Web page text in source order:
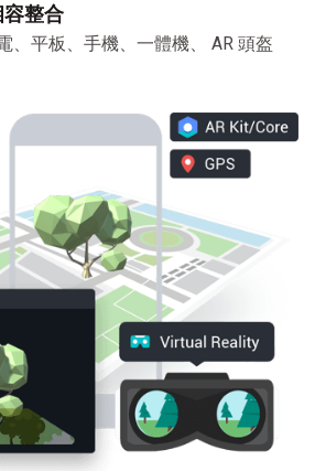
整合
、平板、手機、一體機、 AR 頭盔